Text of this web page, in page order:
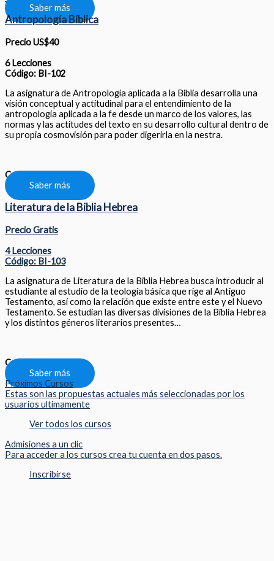
Saber más
Antropología Bíblica
Precio US$40
6 Lecciones
Código: BI-102
La asignatura de Antropología aplicada a la Biblia desarrolla una
visión conceptual y actitudinal para el entendimiento de la
antropología aplicada a la fe desde un marco de los valores, las
normas y las actitudes del texto en su desarrollo cultural dentro de
su propia cosmovisión para poder digerirla en la nestra.
Compartir
Saber más
Literatura de la Biblia Hebrea
Precio Gratis
4 Lecciones
Código: BI-103
La asignatura de Literatura de la Biblia Hebrea busca introducir al
estudiante al estudio de la teología básica que rige al Antiguo
Testamento, así como la relación que existe entre este y el Nuevo
Testamento. Se estudian las diversas divisiones de la Biblia Hebrea
y los distintos géneros literarios presentes…
Compartir
Saber más
Próximos Cursos
Estas son las propuestas actuales más seleccionadas por los
usuarios ultimamente
Ver todos los cursos
Admisiones a un clic
Para acceder a los cursos crea tu cuenta en dos pasos.
Inscribirse